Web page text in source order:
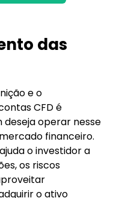
das
e o
CFD é
deseja operar nesse
financeiro.
o investidor a
os riscos
o ativo